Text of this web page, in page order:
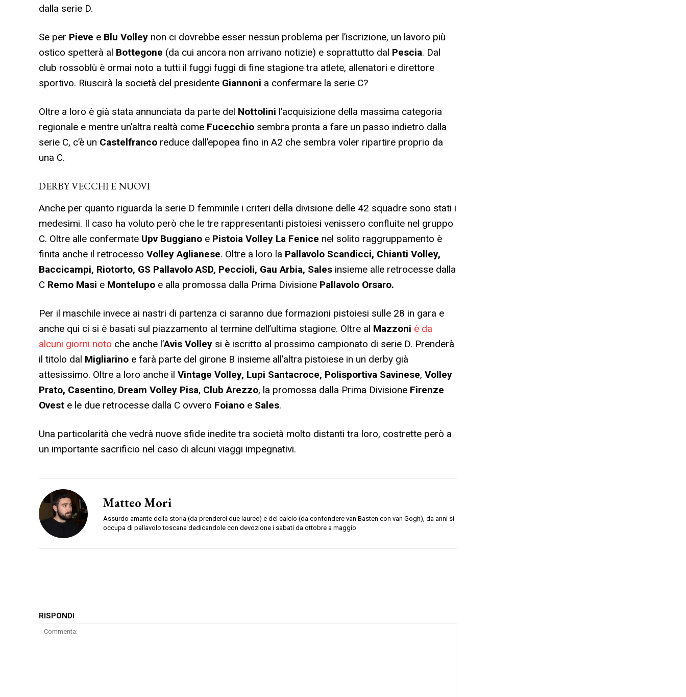
dalla serie D.
Se per Pieve e Blu Volley non ci dovrebbe esser nessun problema per l’iscrizione, un lavoro più
ostico spetterà al Bottegone (da cui ancora non arrivano notizie) e soprattutto dal Pescia. Dal
club rossoblù è ormai noto a tutti il fuggi fuggi di fine stagione tra atlete, allenatori e direttore
sportivo. Riuscirà la società del presidente Giannoni a confermare la serie C?
Oltre a loro è già stata annunciata da parte del Nottolini l’acquisizione della massima categoria
regionale e mentre un’altra realtà come Fucecchio sembra pronta a fare un passo indietro dalla
serie C, c’è un Castelfranco reduce dall’epopea fino in A2 che sembra voler ripartire proprio da
una C.
DERBY VECCHI E NUOVI
Anche per quanto riguarda la serie D femminile i criteri della divisione delle 42 squadre sono stati i
medesimi. Il caso ha voluto però che le tre rappresentanti pistoiesi venissero confluite nel gruppo
C. Oltre alle confermate Upv Buggiano e Pistoia Volley La Fenice nel solito raggruppamento è
finita anche il retrocesso Volley Aglianese. Oltre a loro la Pallavolo Scandicci, Chianti Volley,
Baccicampi, Riotorto, GS Pallavolo ASD, Peccioli, Gau Arbia, Sales insieme alle retrocesse dalla
C Remo Masi e Montelupo e alla promossa dalla Prima Divisione Pallavolo Orsaro.
Per il maschile invece ai nastri di partenza ci saranno due formazioni pistoiesi sulle 28 in gara e
anche qui ci si è basati sul piazzamento al termine dell’ultima stagione. Oltre al Mazzoni è da
alcuni giorni noto che anche l’Avis Volley si è iscritto al prossimo campionato di serie D. Prenderà
il titolo dal Migliarino e farà parte del girone B insieme all’altra pistoiese in un derby già
attesissimo. Oltre a loro anche il Vintage Volley, Lupi Santacroce, Polisportiva Savinese, Volley
Prato, Casentino, Dream Volley Pisa, Club Arezzo, la promossa dalla Prima Divisione Firenze
Ovest e le due retrocesse dalla C ovvero Foiano e Sales.
Una particolarità che vedrà nuove sfide inedite tra società molto distanti tra loro, costrette però a
un importante sacrificio nel caso di alcuni viaggi impegnativi.
Matteo Mori
Assurdo amante della storia (da prenderci due lauree) e del calcio (da confondere van Basten con van Gogh), da anni si
occupa di pallavolo toscana dedicandole con devozione i sabati da ottobre a maggio
RISPONDI